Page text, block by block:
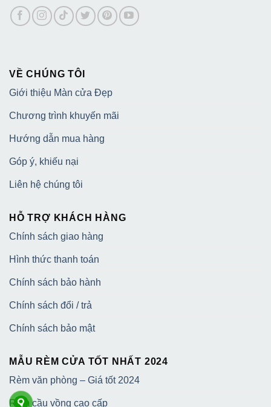
VỀ CHÚNG TÔI
Giới thiệu Màn cửa Đẹp
Chương trình khuyến mãi
Hướng dẫn mua hàng
Góp ý, khiếu nại
Liên hệ chúng tôi
HỖ TRỢ KHÁCH HÀNG
Chính sách giao hàng
Hình thức thanh toán
Chính sách bảo hành
Chính sách đổi / trả
Chính sách bảo mật
MẪU RÈM CỬA TỐT NHẤT 2024
Rèm văn phòng – Giá tốt 2024
Rèm cầu vồng cao cấp